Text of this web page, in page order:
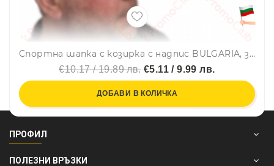
Спортна шапка с козирка с надпис BULGARIA, знаме и карта - т.син, унисекс
€10.17 / 19.89 лв.€5.11 / 9.99 лв.
ДОБАВИ В КОЛИЧКА
ПРОФИЛ
ПОЛЕЗНИ ВРЪЗКИ